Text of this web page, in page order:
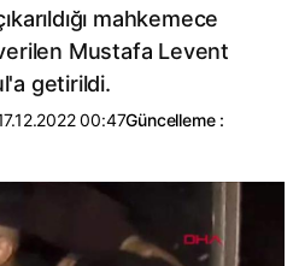
mahkemece
Mustafa Levent
getirildi.
00:47Güncelleme :